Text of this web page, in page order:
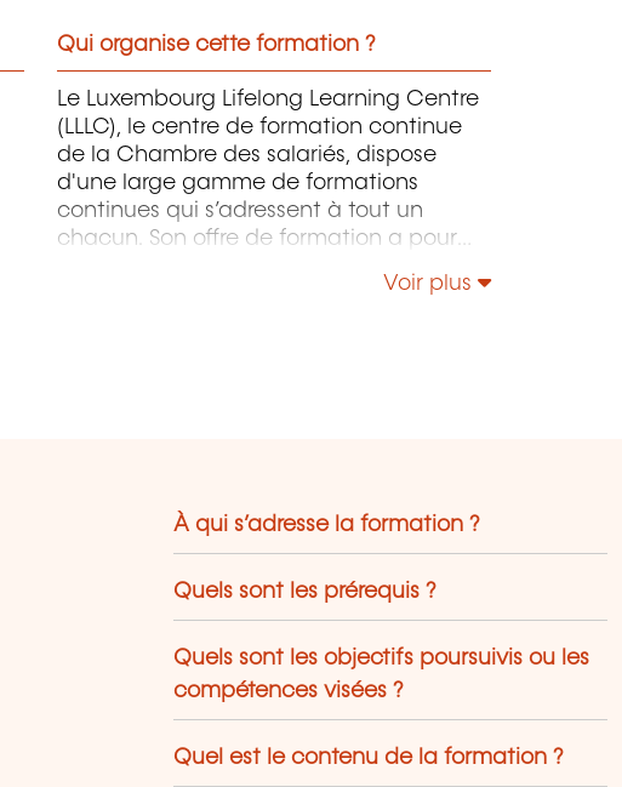
Qui organise cette formation ?
Le Luxembourg Lifelong Learning Centre
(LLLC), le centre de formation continue
de la Chambre des salariés, dispose
d'une large gamme de formations
continues qui s’adressent à tout un
chacun. Son offre de formation a pour
autant que possible du savoir-faire
des cours du soir; des séminaires, qui
formations universitaires; des formations
des certifications professionnelles.
Voir plus
À qui s’adresse la formation ?
Quels sont les prérequis ?
Quels sont les objectifs poursuivis ou les
compétences visées ?
Quel est le contenu de la formation ?